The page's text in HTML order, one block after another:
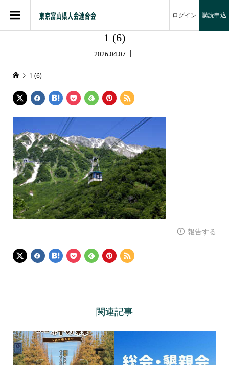
ログイン 購読申込
1 (6)
2026.04.07
1 (6)
報告する
関連記事